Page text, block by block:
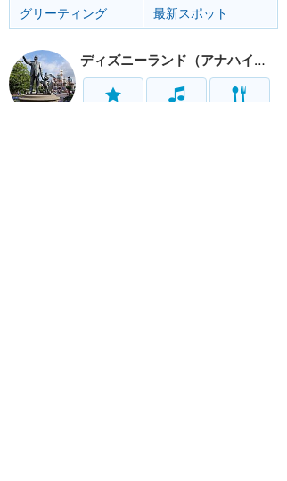
グリーティング
最新スポット
ディズニーランド（アナハイム）